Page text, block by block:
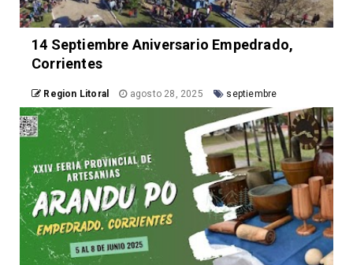
14 Septiembre Aniversario Empedrado,
Corrientes
Region Litoral agosto 28, 2025 septiembre